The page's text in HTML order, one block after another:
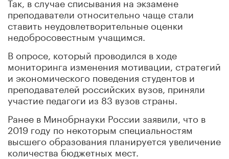
преподаватели относительно чаще стали
ставить неудовлетворительные оценки
недобросовестным учащимся.
В опросе, который проводился в ходе
мониторинга изменения мотивации, стратегий
и экономического поведения студентов и
преподавателей российских вузов, приняли
участие педагоги из 83 вузов страны.
Ранее в Минобрнауки России заявили, что в
2019 году по некоторым специальностям
высшего образования планируется увеличение
количества бюджетных мест.